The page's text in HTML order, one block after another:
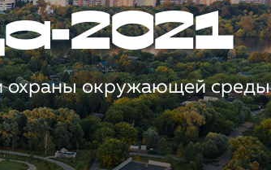
2021
охраны окружающей среды